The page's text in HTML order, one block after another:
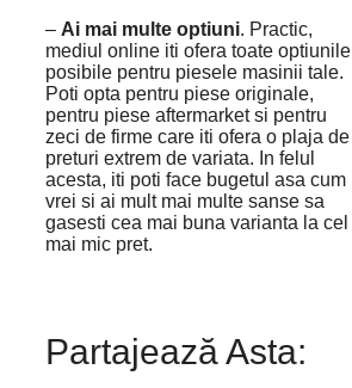
– Ai mai multe optiuni. Practic,
mediul online iti ofera toate optiunile
posibile pentru piesele masinii tale.
Poti opta pentru piese originale,
pentru piese aftermarket si pentru
zeci de firme care iti ofera o plaja de
preturi extrem de variata. In felul
acesta, iti poti face bugetul asa cum
vrei si ai mult mai multe sanse sa
gasesti cea mai buna varianta la cel
mai mic pret.
Partajează Asta: